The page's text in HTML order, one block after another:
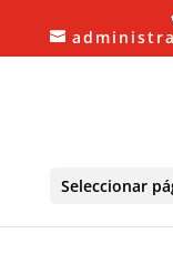
Seleccionar